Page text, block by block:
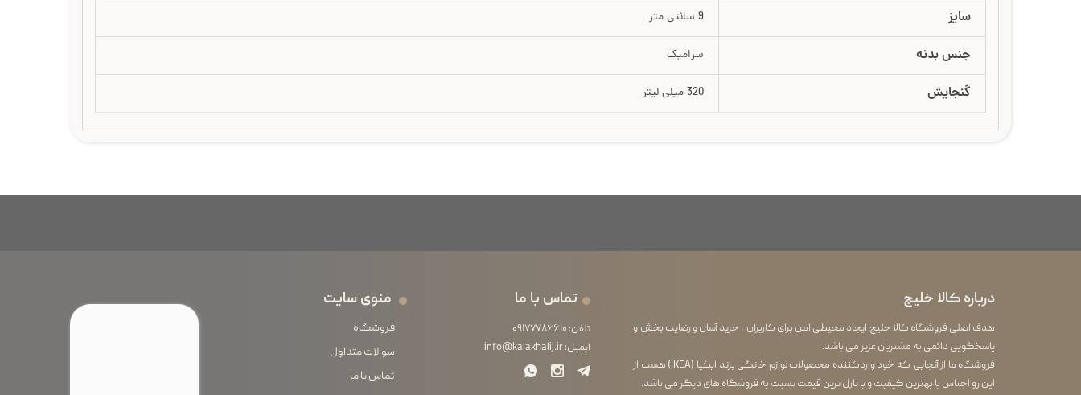
سایز 9 سانتی متر
جنس بدنه سرامیک
گنجایش 320 میلی لیتر
درباره کالا خلیج
هدف اصلی فروشگاه کالا خلیج ایجاد محیطی امن برای کاربران ، خرید آسان و رضایت بخش و
پاسخگویی دائمی به مشتریان عزیز می باشد.
فروشگاه ما از آنجایی که خود واردکننده محصولات لوازم خانگی برند ایکیا (IKEA) هست از
این رو اجناس با بهترین کیفیت و با نازل ترین قیمت نسبت به فروشگاه های دیگر می باشد.
منوی سایت
فروشگاه
سوالات متداول
تماس با ما
تماس با ما
تلفن: ۰۹۱۷۷۷۸۶۶۱۰
ایمیل:info@kalakhalij.ir